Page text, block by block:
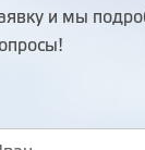
и мы